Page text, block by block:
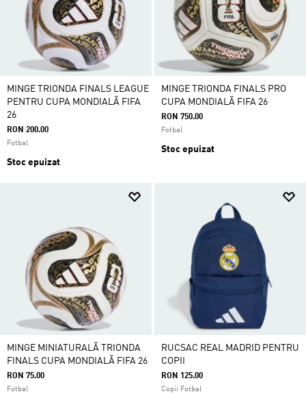
MINGE TRIONDA FINALS LEAGUE
PENTRU CUPA MONDIALĂ FIFA
26
RON 200.00
Fotbal
Stoc epuizat
MINGE TRIONDA FINALS PRO
CUPA MONDIALĂ FIFA 26
RON 750.00
Fotbal
Stoc epuizat
MINGE MINIATURALĂ TRIONDA
FINALS CUPA MONDIALĂ FIFA 26
RON 75.00
Fotbal
RUCSAC REAL MADRID PENTRU
COPII
RON 125.00
Copii Fotbal